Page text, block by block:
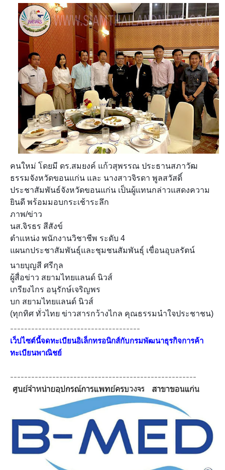
คนใหม่ โดยมี ดร.สมยงค์ แก้วสุพรรณ ประธานสภาวัฒ
ธรรมจังหวัดขอนแก่น และ นางสาวจิรดา พูลสวัสดิ์
ประชาสัมพันธ์จังหวัดขอนแก่น เป็นผู้แทนกล่าวแสดงความ
ยินดี พร้อมมอบกระเช้าระลึก
ภาพ/ข่าว
นส.จิรธร สีสังข์
ตำแหน่ง พนักงานวิชาชีพ ระดับ 4
แผนกประชาสัมพันธุ์และชุมชนสัมพันธุ์ เขื่อนอุบลรัตน์
นายบุญสี ศรีกุล
ผู้สื่อข่าว สยามไทยแลนด์ นิวส์
เกรียงไกร อนุรักษ์เจริญพร
บก สยามไทยแลนด์ นิวส์
(ทุกทิศ ทั่วไทย ข่าวสารกว้างไกล คุณธรรมนำใจประชาชน)
-------------------------------------
เว็ปไซต์นี้จดทะเบียนอิเล็กทรอนิกส์กับกรมพัฒนาธุรกิจการค้า
ทะเบียนพาณิชย์
-----------------------------------------------------